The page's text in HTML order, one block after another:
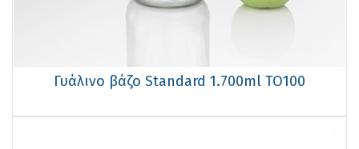
Γυάλινο βάζο Standard 1.700ml TO100